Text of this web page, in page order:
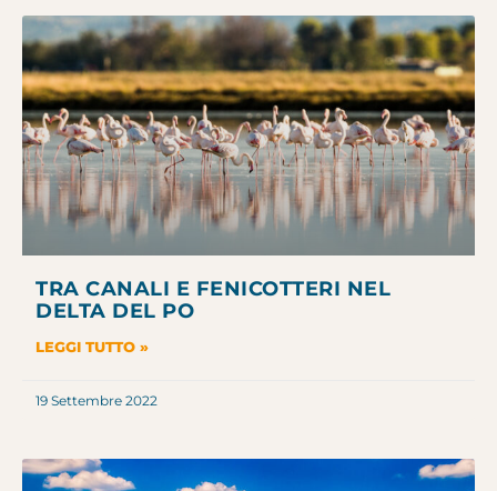
TRA CANALI E FENICOTTERI NEL
DELTA DEL PO
LEGGI TUTTO »
19 Settembre 2022